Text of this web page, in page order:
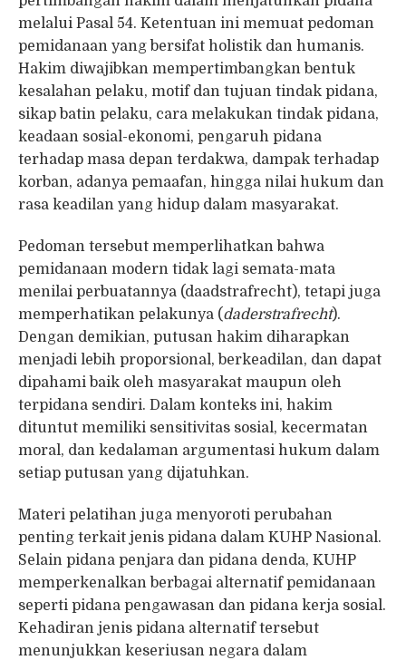
melalui Pasal 54. Ketentuan ini memuat pedoman
pemidanaan yang bersifat holistik dan humanis.
Hakim diwajibkan mempertimbangkan bentuk
kesalahan pelaku, motif dan tujuan tindak pidana,
sikap batin pelaku, cara melakukan tindak pidana,
keadaan sosial-ekonomi, pengaruh pidana
terhadap masa depan terdakwa, dampak terhadap
korban, adanya pemaafan, hingga nilai hukum dan
rasa keadilan yang hidup dalam masyarakat.
Pedoman tersebut memperlihatkan bahwa
pemidanaan modern tidak lagi semata-mata
menilai perbuatannya (daadstrafrecht), tetapi juga
memperhatikan pelakunya (daderstrafrecht).
Dengan demikian, putusan hakim diharapkan
menjadi lebih proporsional, berkeadilan, dan dapat
dipahami baik oleh masyarakat maupun oleh
terpidana sendiri. Dalam konteks ini, hakim
dituntut memiliki sensitivitas sosial, kecermatan
moral, dan kedalaman argumentasi hukum dalam
setiap putusan yang dijatuhkan.
Materi pelatihan juga menyoroti perubahan
penting terkait jenis pidana dalam KUHP Nasional.
Selain pidana penjara dan pidana denda, KUHP
memperkenalkan berbagai alternatif pemidanaan
seperti pidana pengawasan dan pidana kerja sosial.
Kehadiran jenis pidana alternatif tersebut
menunjukkan keseriusan negara dalam